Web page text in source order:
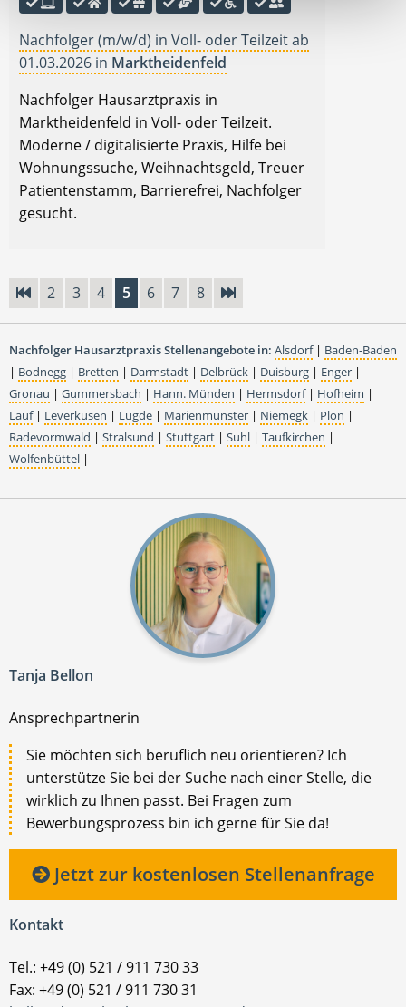
Nachfolger (m/w/d) in Voll- oder Teilzeit ab
01.03.2026 in Marktheidenfeld
Nachfolger Hausarztpraxis in
Marktheidenfeld in Voll- oder Teilzeit.
Moderne / digitalisierte Praxis, Hilfe bei
Wohnungssuche, Weihnachtsgeld, Treuer
Patientenstamm, Barrierefrei, Nachfolger
gesucht.
2 3 4 5 6 7 8
Nachfolger Hausarztpraxis Stellenangebote in: Alsdorf| Baden-Baden
| Bodnegg | Bretten | Darmstadt | Delbrück | Duisburg | Enger |
Gronau | Gummersbach | Hann. Münden | Hermsdorf| Hofheim |
Lauf| Leverkusen | Lügde | Marienmünster | Niemegk | Plön |
Radevormwald | Stralsund | Stuttgart | Suhl | Taufkirchen |
Wolfenbüttel |
Tanja Bellon
Ansprechpartnerin
Sie möchten sich beruflich neu orientieren? Ich
unterstütze Sie bei der Suche nach einer Stelle, die
wirklich zu Ihnen passt. Bei Fragen zum
Bewerbungsprozess bin ich gerne für Sie da!
Jetzt zur kostenlosen Stellenanfrage
Kontakt
Tel.: +49 (0) 521 / 911 730 33
Fax: +49 (0) 521 / 911 730 31